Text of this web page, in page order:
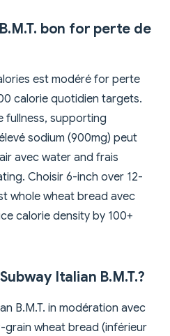
bon for perte de
est modéré for perte
calorie quotidien targets.
fullness, supporting
sodium (900mg) peut
avec water and frais
Choisir 6-inch over 12-
whole wheat bread avec
calorie density by 100+
Italian B.M.T.?
B.M.T. in modération avec
wheat bread (inférieur